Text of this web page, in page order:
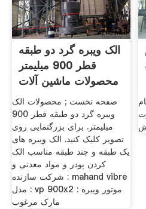
الک ویبره گرد دو طبقه
قطر 900 میلیمتر
محصولات ماشین آلات
صفحه نخست ; محصولات الک
ویبره گرد دو طبقه قطر 900
میلیمتر. برای بزرگنمایی روی
تصویر کلیک کنید. الک ویبره های
یک طبقه و چند طبقه مناسب الک
کردن پودر و مواد معدنی و
شرکت سازنده : mahand vibre
مدل : vp 900x2 موتور ویبره :
مارک مرغوب